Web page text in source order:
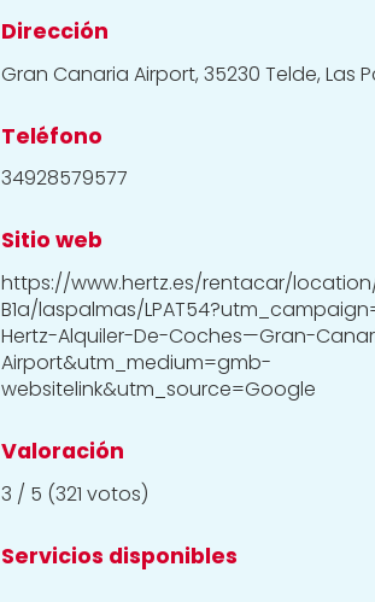
Dirección
Gran Canaria Airport, 35230 Telde, Las
Teléfono
34928579577
Sitio web
https://www.hertz.es/rentacar/
B1a/laspalmas/
Hertz-Alquiler-De-Coches—Gran-
Airport&utm_medium=gmb-
websitelink&utm_source=Google
Valoración
3 / 5 (321 votos)
Servicios disponibles